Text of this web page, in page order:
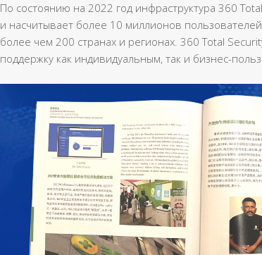
По состоянию на 2022 год инфраструктура 360
и насчитывает более 10 миллионов
более чем 200 странах и регионах. 360 Total
поддержку как индивидуальным, так и бизнес-